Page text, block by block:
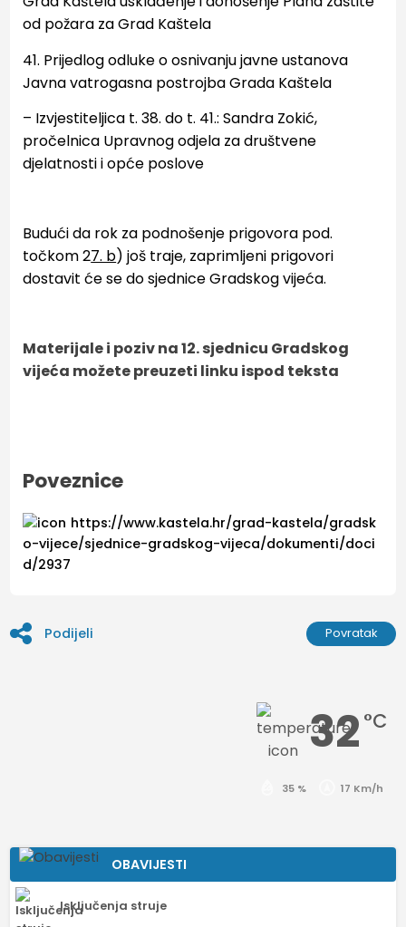
od požara za Grad Kaštela
41. Prijedlog odluke o osnivanju javne ustanova
Javna vatrogasna postrojba Grada Kaštela
– Izvjestiteljica t. 38. do t. 41.: Sandra Zokić,
pročelnica Upravnog odjela za društvene
djelatnosti iopće poslove
Budući da rok za podnošenje prigovora pod.
točkom 27. b) još traje, zaprimljeni prigovori
dostavit će se do sjednice Gradskog vijeća.
Materijale i poziv na 12. sjednicu Gradskog
vijeća možete preuzeti linku ispod teksta
Poveznice
https://www.kastela.hr/grad-kastela/gradsk
o-vijece/sjednice-gradskog-vijeca/dokumenti/doci
d/2937
Podijeli Povratak
32 °C
35 % 17 Km/h
OBAVIJESTI
Isključenja struje